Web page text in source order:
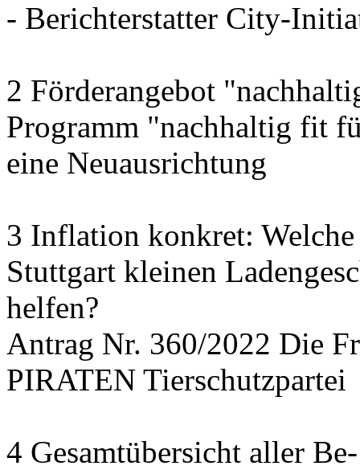
- Berichterstatter City-
2 Förderangebot
Programm "nachhaltig fit
eine Neuausrichtung
3 Inflation konkret:
Stuttgart kleinen
helfen?
Antrag Nr. 360/2022 Die
PIRATEN Tierschutzpartei
4 Gesamtübersicht aller